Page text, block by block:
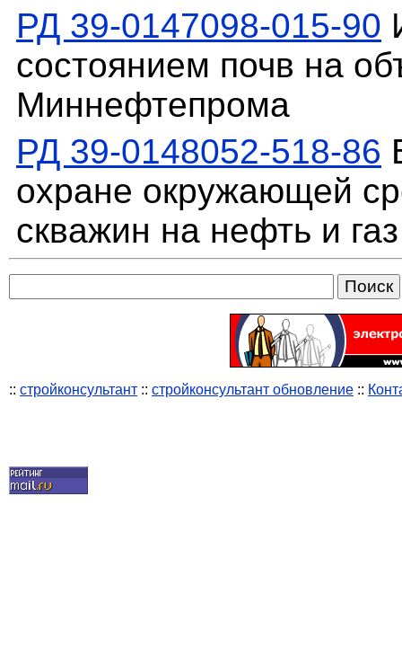
РД 39-0147098-015-90
состоянием почв на
Миннефтепрома
РД 39-0148052-518-86
охране окружающей
скважин на нефть и газ
:: стройконсультант :: стройконсультант обновление ::